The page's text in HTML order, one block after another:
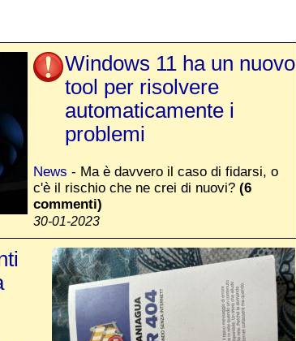
Windows 11 ha un nuovo
tool per risolvere
automaticamente i
problemi
News - Ma è davvero il caso di fidarsi, o
c'è il rischio che ne crei di nuovi? (6
commenti)
30-01-2023